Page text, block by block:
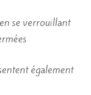
se verrouillant
également